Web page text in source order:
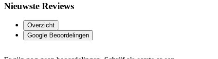
Nieuwste Reviews
Overzicht
Google Beoordelingen